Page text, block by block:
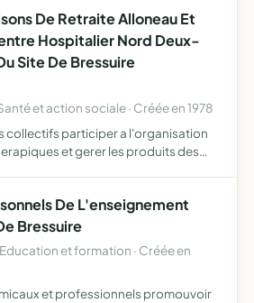
De Retraite Alloneau Et
Hospitalier Nord Deux-
Site De Bressuire
et action sociale · Créée en 1978
collectifs participer a l'organisation
et gerer les produits des
De L'enseignement
Bressuire
et formation · Créée en
et professionnels promouvoir